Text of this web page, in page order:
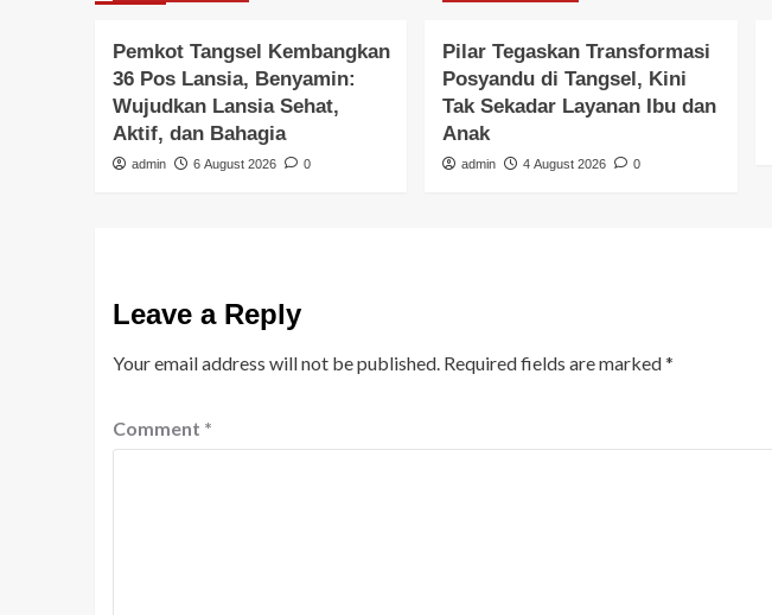
Pemkot Tangsel Kembangkan
36 Pos Lansia, Benyamin:
Wujudkan Lansia Sehat,
Aktif, dan Bahagia
admin 6 August 2026 0
Pilar Tegaskan Transformasi
Posyandu di Tangsel, Kini
Tak Sekadar Layanan Ibu dan
Anak
admin 4 August 2026 0
Leave a Reply
Your email address will not be published. Required fields are marked*
Comment *